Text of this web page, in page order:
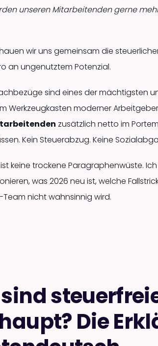
unseren Mitarbeitenden gerne
wir uns gemeinsam die
an ungenutztem Potenzial.
sind eines der mächtigsten
Werkzeugkasten moderner
zusätzlich netto im
Kein Steuerabzug. Keine
keine trockene Paragraphenwüste.
was 2026 neu ist, welche
Team nicht wahnsinnig wird.
Die